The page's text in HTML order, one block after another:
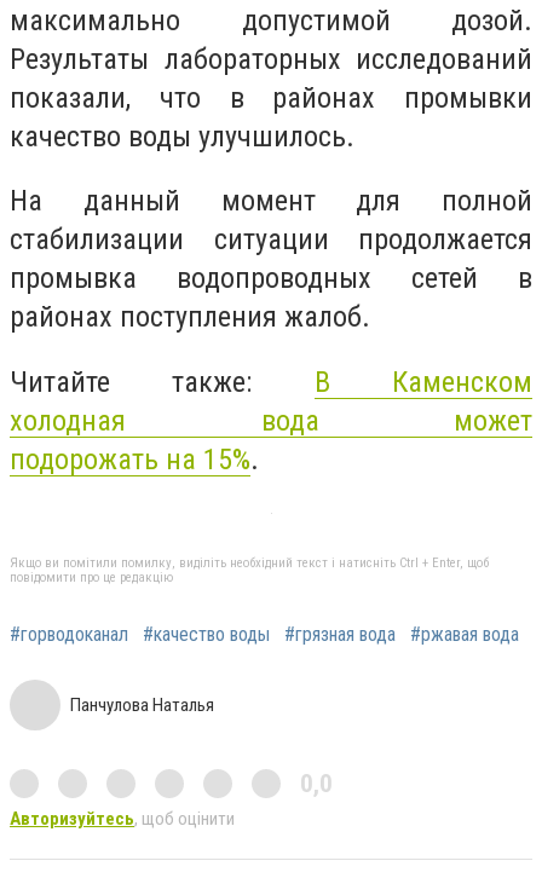
максимально допустимой дозой.
Результаты лабораторных исследований
показали, что в районах промывки
качество воды улучшилось.
На данный момент для полной
стабилизации ситуации продолжается
промывка водопроводных сетей в
районах поступления жалоб.
Читайте также: В Каменском
холодная вода может
подорожать на 15%.
Якщо ви помітили помилку, виділіть необхідний текст і натисніть Ctrl + Enter, щоб
повідомити про це редакцію
#горводоканал #качество воды #грязная вода #ржавая вода
Панчулова Наталья
0,0
Авторизуйтесь, щоб оцінити